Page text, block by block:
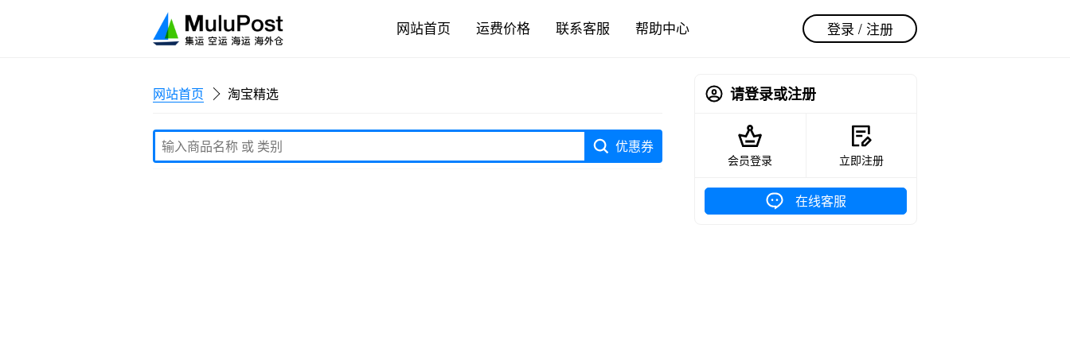
网站首页 运费价格 联系客服 帮助中心 登录 / 注册
网站首页 淘宝精选
优惠券
请登录或注册
会员登录 立即注册
在线客服